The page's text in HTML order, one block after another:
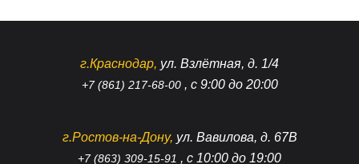
г.Краснодар, ул. Взлётная, д. 1/4
+7 (861) 217-68-00 , с 9:00 до 20:00
г.Ростов-на-Дону, ул. Вавилова, д. 67В
+7 (863) 309-15-91 , с 10:00 до 19:00